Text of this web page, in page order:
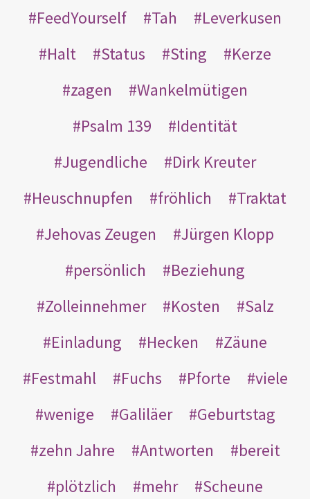
FeedYourself
Tah
Leverkusen
Halt
Status Sting
Kerze
zagen
Wankelmütigen
Psalm 139
Identität
Jugendliche
Dirk Kreuter
Heuschnupfen
fröhlich
Traktat
Jehovas Zeugen
Jürgen Klopp
persönlich
Beziehung
Zolleinnehmer
Kosten
Salz
Einladung
Hecken
Zäune
Festmahl
Fuchs Pforte
viele
wenige
Galiläer
Geburtstag
zehn Jahre
Antworten
bereit
plötzlich
mehr Scheune